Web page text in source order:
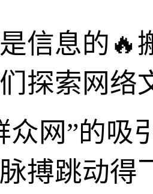
信息的🔥
探索网络
众网”的吸
搏跳动得